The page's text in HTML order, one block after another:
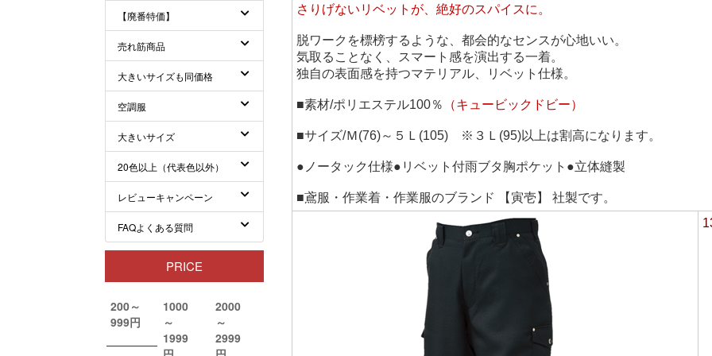
さりげないリベットが、絶好のスパイスに。
脱ワークを標榜するような、都会的なセンスが心地いい。
気取ることなく、スマート感を演出する一着。
独自の表面感を持つマテリアル、リベット仕様。
■素材/ポリエステル100％ （キュービックドビー）
■サイズ/Ｍ(76)～５Ｌ(105) ※３Ｌ(95)以上は割高になります。
●ノータック仕様●リベット付雨ブタ胸ポケット●立体縫製
■鳶服・作業着・作業服のブランド 【寅壱】 社製です。